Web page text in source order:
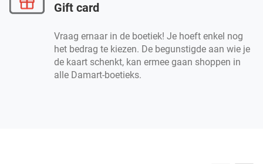
Gift card
Vraag ernaar in de boetiek! Je hoeft enkel nog
het bedrag te kiezen. De begunstigde aan wie je
de kaart schenkt, kan ermee gaan shoppen in
alle Damart-boetieks.